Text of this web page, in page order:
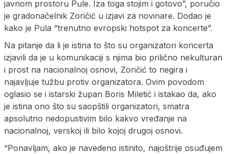
javnom prostoru Pule. Iza toga stojim i gotovo”, poručio
je gradonačelnik Zoričić u izjavi za novinare. Dodao je
kako je Pula “trenutno evropski hotspot za koncerte”.
Na pitanje da li je istina to što su organizatori koncerta
izjavili da je u komunikaciji s njima bio prilično nekulturan
i prost na nacionalnoj osnovi, Zoričić to negira i
najavljuje tužbu protiv organizatora. Ovim povodom
oglasio se i istarski župan Boris Miletić i istakao da, ako
je istina ono što su saopštili organizatori, smatra
apsolutno nedopustivim bilo kakvo vređanje na
nacionalnoj, verskoj ili bilo kojoj drugoj osnovi.
“Ponavljam, ako je navedeno istinito, najoštrije osuđujem